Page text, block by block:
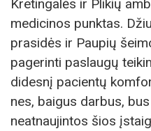
Kretingalės ir Plikių
medicinos punktas.
prasidės ir Paupių
pagerinti paslaugų
didesnį pacientų
nes, baigus darbus,
neatnaujintos šios